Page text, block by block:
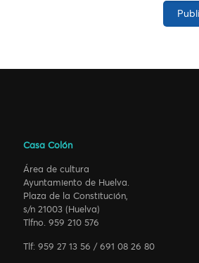
Casa Colón
Área de cultura
Ayuntamiento de Huelva.
Plaza de la Constitución,
s/n 21003 (Huelva)
Tlfno. 959 210 576
Tlf: 959 27 13 56 / 691 08 26 80